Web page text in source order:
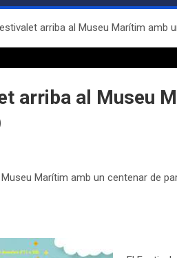
arriba al Museu Marítim amb
arriba al Museu
Marítim amb un centenar de